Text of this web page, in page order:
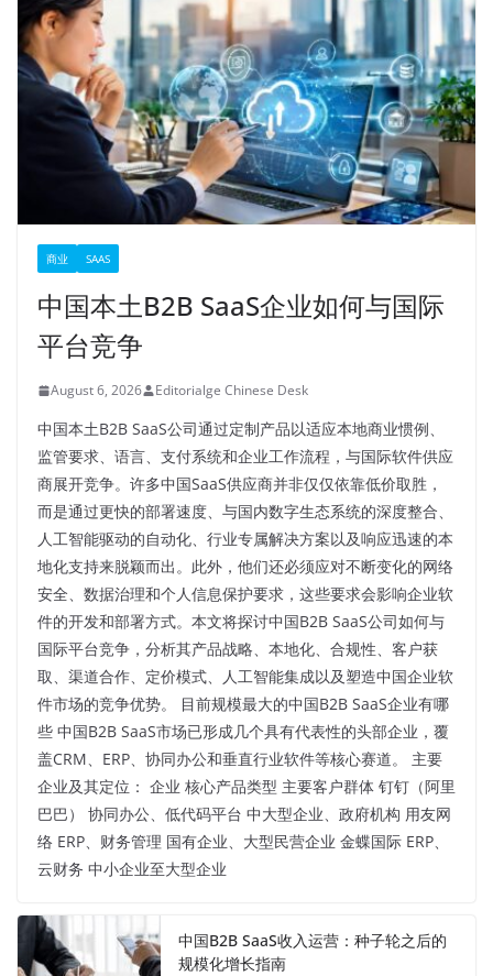
商业 SAAS
中国本土B2B SaaS企业如何与国际
平台竞争
August 6, 2026 Editorialge Chinese Desk
中国本土B2B SaaS公司通过定制产品以适应本地商业惯例、
监管要求、语言、支付系统和企业工作流程，与国际软件供应
商展开竞争。许多中国SaaS供应商并非仅仅依靠低价取胜，
而是通过更快的部署速度、与国内数字生态系统的深度整合、
人工智能驱动的自动化、行业专属解决方案以及响应迅速的本
地化支持来脱颖而出。此外，他们还必须应对不断变化的网络
安全、数据治理和个人信息保护要求，这些要求会影响企业软
件的开发和部署方式。本文将探讨中国B2B SaaS公司如何与
国际平台竞争，分析其产品战略、本地化、合规性、客户获
取、渠道合作、定价模式、人工智能集成以及塑造中国企业软
件市场的竞争优势。 目前规模最大的中国B2B SaaS企业有哪
些 中国B2B SaaS市场已形成几个具有代表性的头部企业，覆
盖CRM、ERP、协同办公和垂直行业软件等核心赛道。 主要
企业及其定位： 企业 核心产品类型 主要客户群体 钉钉（阿里
巴巴） 协同办公、低代码平台 中大型企业、政府机构 用友网
络 ERP、财务管理 国有企业、大型民营企业 金蝶国际 ERP、
云财务 中小企业至大型企业
中国B2B SaaS收入运营：种子轮之后的
规模化增长指南